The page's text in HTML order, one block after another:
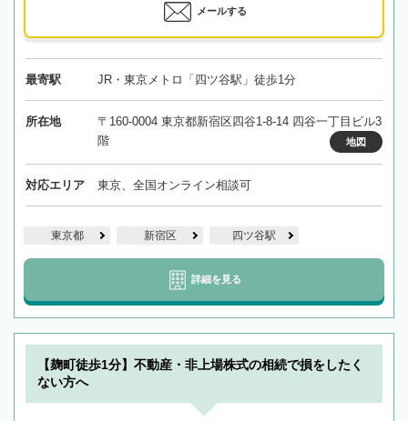
メールする
最寄駅 JR・東京メトロ「四ツ谷駅」徒歩1分
所在地
〒160-0004 東京都新宿区四谷1-8-14 四谷一丁目ビル3
階
地図
対応エリア 東京、全国オンライン相談可
東京都 新宿区 四ツ谷駅
詳細を見る
【麹町徒歩1分】不動産・非上場株式の相続で損をしたく
ない方へ